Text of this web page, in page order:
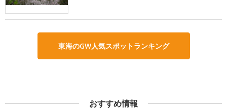
東海のGW人気スポットランキング
おすすめ情報